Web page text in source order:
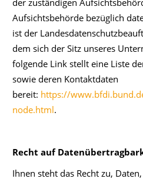
der zuständigen
Aufsichtsbehörde bezüglich
ist der
dem sich der Sitz unseres
folgende Link stellt eine Liste
sowie deren Kontaktdaten
bereit: https://
node.html.
Recht auf
Ihnen steht das Recht zu,